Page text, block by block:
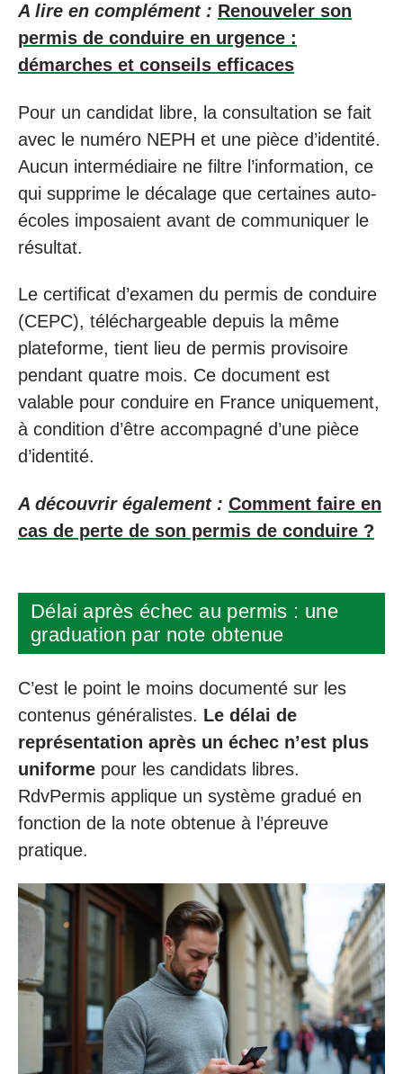
A lire en complément : Renouveler son
permis de conduire en urgence :
démarches et conseils efficaces
Pour un candidat libre, la consultation se fait
avec le numéro NEPH et une pièce d’identité.
Aucun intermédiaire ne filtre l’information, ce
qui supprime le décalage que certaines auto-
écoles imposaient avant de communiquer le
résultat.
Le certificat d’examen du permis de conduire
(CEPC), téléchargeable depuis la même
plateforme, tient lieu de permis provisoire
pendant quatre mois. Ce document est
valable pour conduire en France uniquement,
à condition d’être accompagné d’une pièce
d’identité.
A découvrir également : Comment faire en
cas de perte de son permis de conduire ?
Délai après échec au permis : une
graduation par note obtenue
C’est le point le moins documenté sur les
contenus généralistes. Le délai de
représentation après un échec n’est plus
uniforme pour les candidats libres.
RdvPermis applique un système gradué en
fonction de la note obtenue à l’épreuve
pratique.